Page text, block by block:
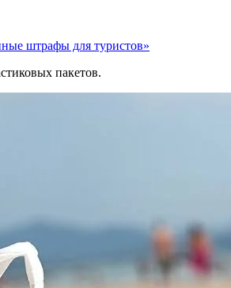
штрафы для туристов»
пакетов.